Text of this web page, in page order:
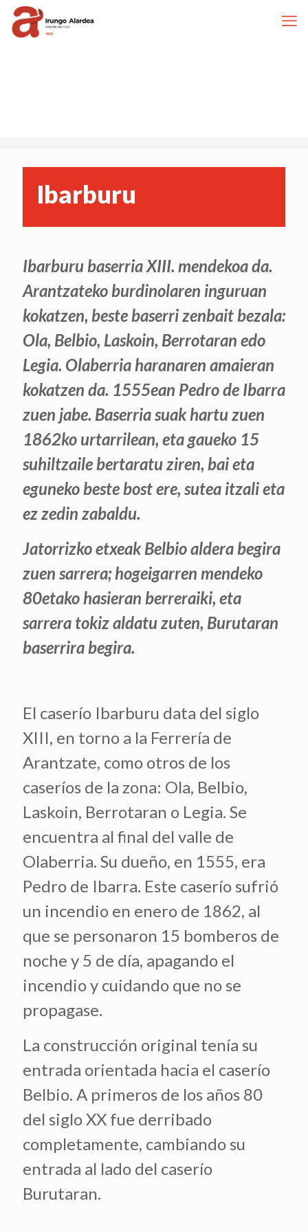
Ibarburu
Ibarburu baserria XIII. mendekoa da.
Arantzateko burdinolaren inguruan
kokatzen, beste baserri zenbait bezala:
Ola, Belbio, Laskoin, Berrotaran edo
Legia. Olaberria haranaren amaieran
kokatzen da. 1555ean Pedro de Ibarra
zuen jabe. Baserria suak hartu zuen
1862ko urtarrilean, eta gaueko 15
suhiltzaile bertaratu ziren, bai eta
eguneko beste bost ere, sutea itzali eta
ez zedin zabaldu.
Jatorrizko etxeak Belbio aldera begira
zuen sarrera; hogeigarren mendeko
80etako hasieran berreraiki, eta
sarrera tokiz aldatu zuten, Burutaran
baserrira begira.
El caserío Ibarburu data del siglo
XIII, en torno a la Ferrería de
Arantzate, como otros de los
caseríos de la zona: Ola, Belbio,
Laskoin, Berrotaran o Legia. Se
encuentra al final del valle de
Olaberria. Su dueño, en 1555, era
Pedro de Ibarra. Este caserío sufrió
un incendio en enero de 1862, al
que se personaron 15 bomberos de
noche y 5 de día, apagando el
incendio y cuidando que no se
propagase.
La construcción original tenía su
entrada orientada hacia el caserío
Belbio. A primeros de los años 80
del siglo XX fue derribado
completamente, cambiando su
entrada al lado del caserío
Burutaran.